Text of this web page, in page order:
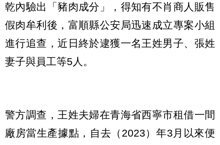
乾內驗出「豬肉成分」，得知有不肖商人販售
假肉牟利後，富順縣公安局迅速成立專案小組
進行追查，近日終於逮獲一名王姓男子、張姓
妻子與員工等5人。
警方調查，王姓夫婦在青海省西寧市租借一間
廠房當生產據點，自去（2023）年3月以來便